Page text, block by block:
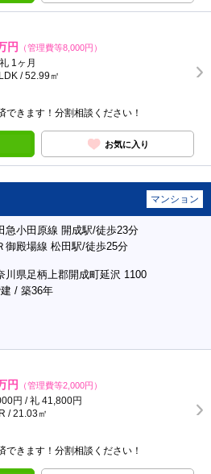
円 （管理費等8,000円）
1ヶ月
/ 52.99㎡
できます！分割相談ください！
お気に入り
マンション
急小田原線 開成駅/徒歩23分
御殿場線 松田駅/徒歩25分
川県足柄上郡開成町延沢 1100
/ 築36年
円 （管理費等2,000円）
円 / 礼 41,800円
/ 21.03㎡
できます！分割相談ください！